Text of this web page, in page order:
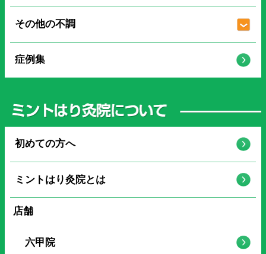
その他の不調
症例集
初めての方へ
ミントはり灸院とは
店舗
六甲院